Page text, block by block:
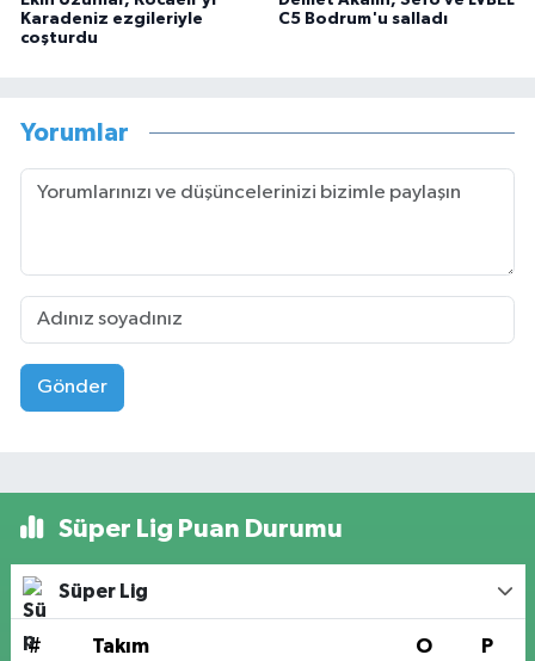
Karadeniz ezgileriyle
coşturdu
C5 Bodrum'u salladı
Yorumlar
Gönder
Süper Lig Puan Durumu
Süper Lig
# Takım O P